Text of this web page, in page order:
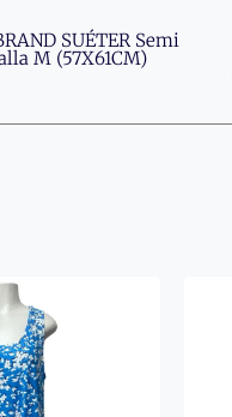
SUÉTER Semi
M (57X61CM)